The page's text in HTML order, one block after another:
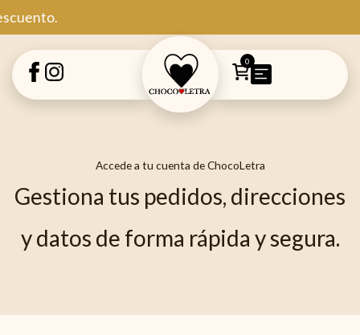
contenido
0
Accede a tu cuenta de ChocoLetra
Gestiona tus pedidos, direcciones
y datos de forma rápida y segura.